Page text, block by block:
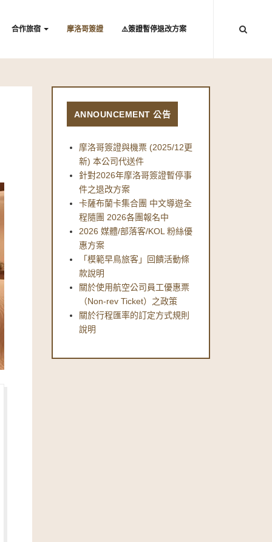
合作旅宿 摩洛哥簽證 ⚠️簽證暫停退改方案
ANNOUNCEMENT 公告
摩洛哥簽證與機票 (2025/12更
新) 本公司代送件
針對2026年摩洛哥簽證暫停事
件之退改方案
卡薩布蘭卡集合團 中文導遊全
程隨團 2026各團報名中
2026 媒體/部落客/KOL 粉絲優
惠方案
「模範早鳥旅客」回饋活動條
款說明
關於使用航空公司員工優惠票
（Non-rev Ticket）之政策
關於行程匯率的訂定方式規則
說明